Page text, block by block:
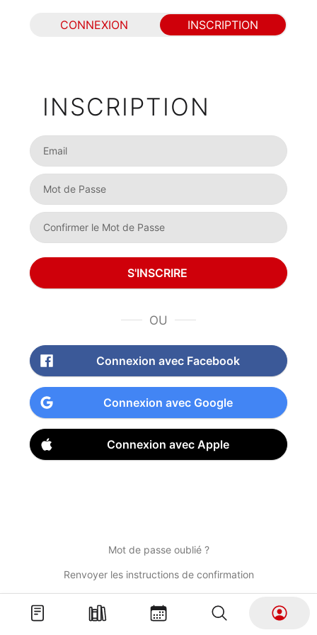
CONNEXION INSCRIPTION
INSCRIPTION
S'INSCRIRE
OU
Connexion avec Facebook
Connexion avec Google
Connexion avec Apple
Mot de passe oublié ?
Renvoyer les instructions de confirmation